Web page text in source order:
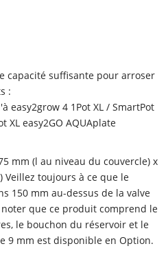
capacité suffisante pour arroser
:
easy2grow 4 1Pot XL / SmartPot
XL easy2GO AQUAplate
mm (l au niveau du couvercle) x
Veillez toujours à ce que le
150 mm au-dessus de la valve
que ce produit comprend le
le bouchon du réservoir et le
9 mm est disponible en Option.